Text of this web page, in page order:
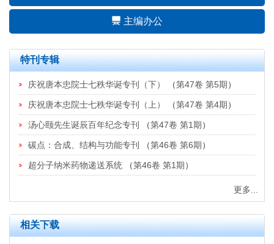
主编办公
特刊专辑
庆祝唐本忠院士七秩华诞专刊（下） （第47卷 第5期）
庆祝唐本忠院士七秩华诞专刊（上） （第47卷 第4期）
汤心颐先生诞辰百年纪念专刊 （第47卷 第1期）
碳点：合成、结构与功能专刊 （第46卷 第6期）
超分子纳米药物递送系统 （第46卷 第1期）
更多...
相关下载